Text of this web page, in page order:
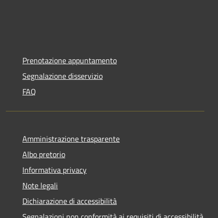
Prenotazione appuntamento
Segnalazione disservizio
FAQ
Amministrazione trasparente
Albo pretorio
Informativa privacy
Note legali
Dichiarazione di accessibilità